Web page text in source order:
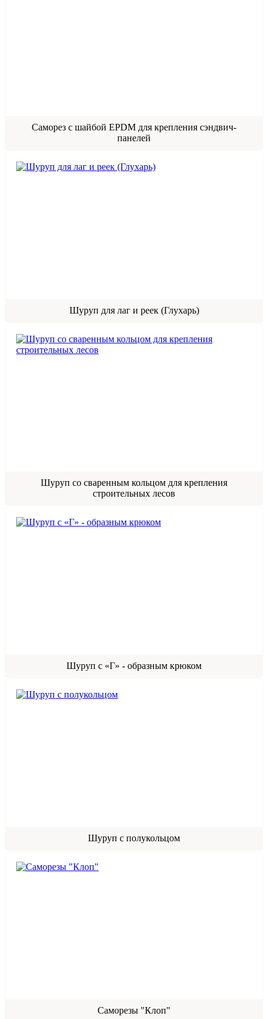
Саморез с шайбой EPDM для крепления сэндвич-
панелей
Шуруп для лаг и реек (Глухарь)
Шуруп со сваренным кольцом для крепления
строительных лесов
Шуруп с «Г» - образным крюком
Шуруп с полукольцом
Саморезы "Клоп"